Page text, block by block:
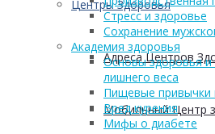
Центры Здоровья
Адреса Центров
Мобильный Центр
Стресс и здоровье
Сохранение
Академия здоровья
Основы здоровья и
лишнего веса
Пищевые привычки
Вред курения
Мифы о диабете